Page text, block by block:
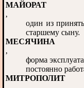
МАЙОРАТ
,
один из
старшему сыну.
МЕСЯЧИНА
,
форма
постоянно
МИТРОПОЛИТ